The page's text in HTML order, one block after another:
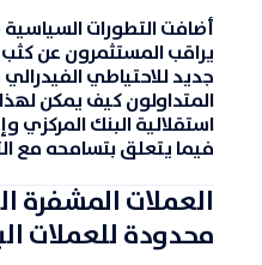
أضافت التطورات
يراقب المستثمرون عن
جديد للاحتياطي
المتداولون كيف يمكن
استقلالية البنك المركزي
فيما يتعلق بتسامحه مع
العملات المشفرة
محدودة للعملات